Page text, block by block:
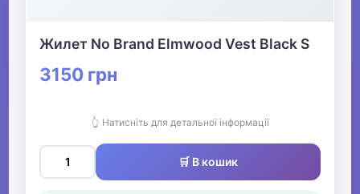
Жилет No Brand Elmwood Vest Black S
3150 грн
👆 Натисніть для детальної інформації
🛒 В кошик